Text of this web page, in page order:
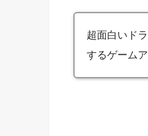
超面白いド
するゲーム